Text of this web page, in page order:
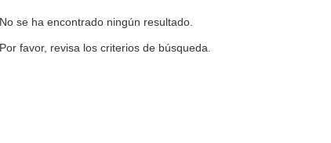
No se ha encontrado ningún resultado.
Por favor, revisa los criterios de búsqueda.